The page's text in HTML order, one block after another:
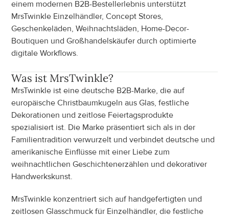
einem modernen B2B-Bestellerlebnis unterstützt
MrsTwinkle Einzelhändler, Concept Stores,
Geschenkeläden, Weihnachtsläden, Home-Decor-
Boutiquen und Großhandelskäufer durch optimierte
digitale Workflows.
Was ist MrsTwinkle?
MrsTwinkle ist eine deutsche B2B-Marke, die auf
europäische Christbaumkugeln aus Glas, festliche
Dekorationen und zeitlose Feiertagsprodukte
spezialisiert ist. Die Marke präsentiert sich als in der
Familientradition verwurzelt und verbindet deutsche und
amerikanische Einflüsse mit einer Liebe zum
weihnachtlichen Geschichtenerzählen und dekorativer
Handwerkskunst.
MrsTwinkle konzentriert sich auf handgefertigten und
zeitlosen Glasschmuck für Einzelhändler, die festliche